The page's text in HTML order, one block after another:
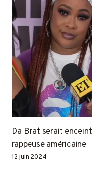
Da Brat serait
rappeuse américaine
12 juin 2024